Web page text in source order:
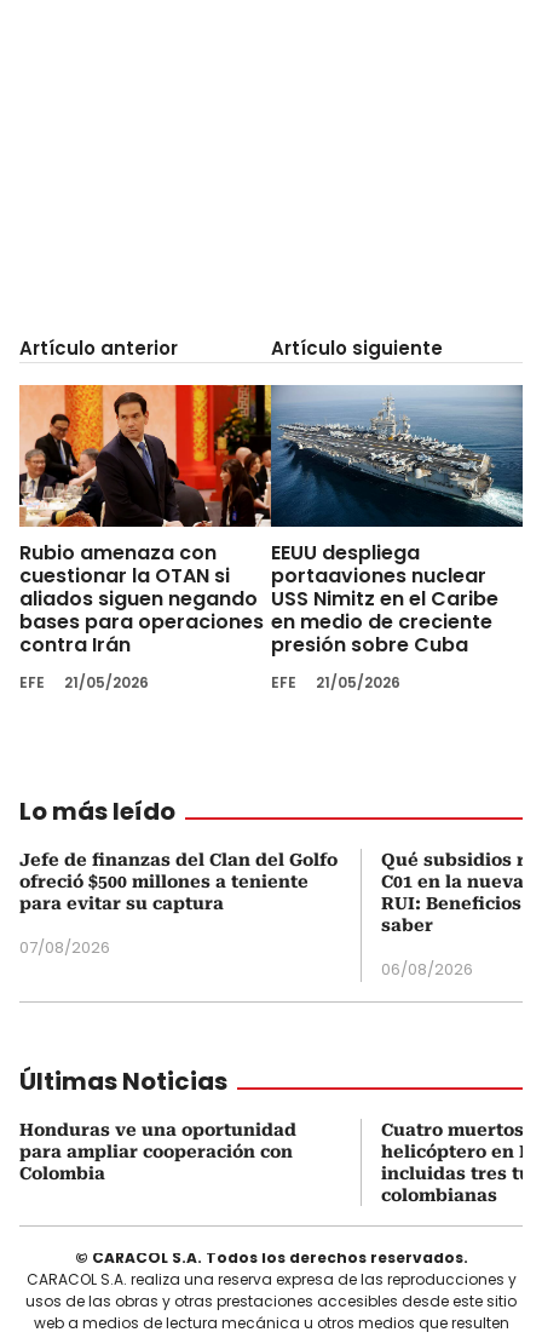
Artículo anterior
Rubio amenaza con
cuestionar la OTAN si
aliados siguen negando
bases para operaciones
contra Irán
EFE 21/05/2026
Artículo siguiente
EEUU despliega
portaaviones nuclear
USS Nimitz en el Caribe
en medio de creciente
presión sobre Cuba
EFE 21/05/2026
Lo más leído
Jefe de finanzas del Clan del Golfo
ofreció $500 millones a teniente
para evitar su captura
07/08/2026
Qué subsidios
C01 en la nueva
RUI: Beneficios
saber
06/08/2026
Últimas Noticias
Honduras ve una oportunidad
para ampliar cooperación con
Colombia
Cuatro muertos
helicóptero en
incluidas tres
colombianas
© CARACOL S.A. Todos los derechos reservados.
CARACOL S.A. realiza una reserva expresa de las reproducciones y
usos de las obras y otras prestaciones accesibles desde este sitio
web a medios de lectura mecánica u otros medios que resulten